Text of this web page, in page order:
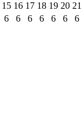
15 16 17 18 19 20 21
6 6 6 6 6 6 6